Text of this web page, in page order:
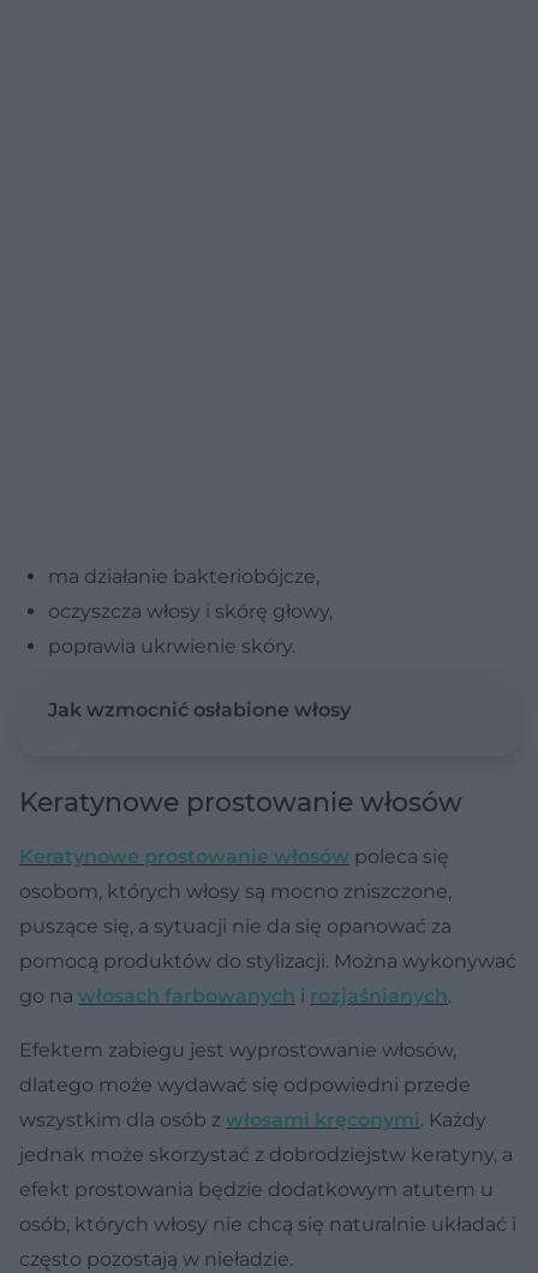
ma działanie bakteriobójcze,
oczyszcza włosy i skórę głowy,
poprawia ukrwienie skóry.
Jak wzmocnić osłabione włosy
Keratynowe prostowanie włosów
Keratynowe prostowanie włosów poleca się
osobom, których włosy są mocno zniszczone,
puszące się, a sytuacji nie da się opanować za
pomocą produktów do stylizacji. Można wykonywać
go na włosach farbowanych i rozjaśnianych.
Efektem zabiegu jest wyprostowanie włosów,
dlatego może wydawać się odpowiedni przede
wszystkim dla osób z włosami kręconymi. Każdy
jednak może skorzystać z dobrodziejstw keratyny, a
efekt prostowania będzie dodatkowym atutem u
osób, których włosy nie chcą się naturalnie układać i
często pozostają w nieładzie.